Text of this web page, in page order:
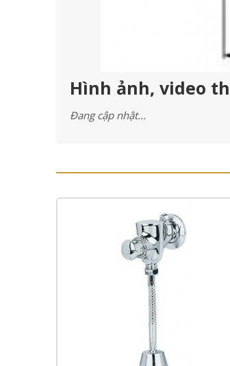
Hình ảnh, video
Đang cập nhật…